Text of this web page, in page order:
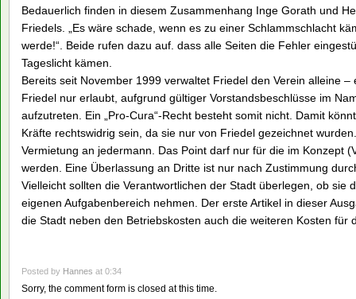
Bedauerlich finden in diesem Zusammenhang Inge Gorath und
Friedels. „Es wäre schade, wenn es zu einer Schlammschlacht
werde!“. Beide rufen dazu auf. dass alle Seiten die Fehler
Tageslicht kämen.
Bereits seit November 1999 verwaltet Friedel den Verein alleine
Friedel nur erlaubt, aufgrund gültiger Vorstandsbeschlüsse im
aufzutreten. Ein „Pro-Cura“-Recht besteht somit nicht. Damit
Kräfte rechtswidrig sein, da sie nur von Friedel gezeichnet
Vermietung an jedermann. Das Point darf nur für die im Konzept
werden. Eine Überlassung an Dritte ist nur nach Zustimmung
Vielleicht sollten die Verantwortlichen der Stadt überlegen, ob sie
eigenen Aufgabenbereich nehmen. Der erste Artikel in dieser
die Stadt neben den Betriebskosten auch die weiteren Kosten für
Posted by Hannes at 0:34
Sorry, the comment form is closed at this time.